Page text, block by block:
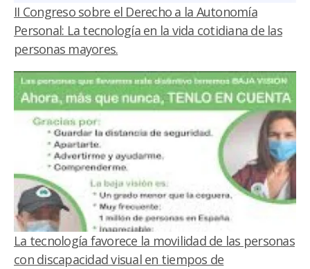
II Congreso sobre el Derecho a la Autonomía
Personal: La tecnología en la vida cotidiana de las
personas mayores.
La tecnología favorece la movilidad de las personas
con discapacidad visual en tiempos de